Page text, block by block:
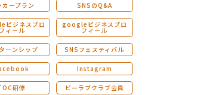
カープラン SNSのQ&A
ビジネスプロ
フィール
googleビジネスプロ
フィール
ーンシップ SNSフェスティバル
Instagram
研修 ビーラブクラブ会員